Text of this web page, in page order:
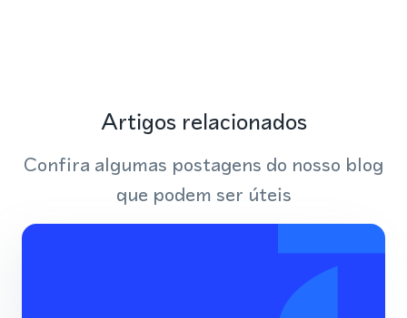
Artigos relacionados
Confira algumas postagens do nosso blog
que podem ser úteis